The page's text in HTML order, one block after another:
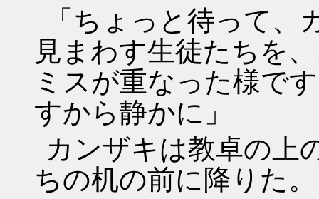
「ちょっと待って
見まわす生徒たちを
ミスが重なった様で
すから静かに」
カンザキは教卓の上
ちの机の前に降りた。